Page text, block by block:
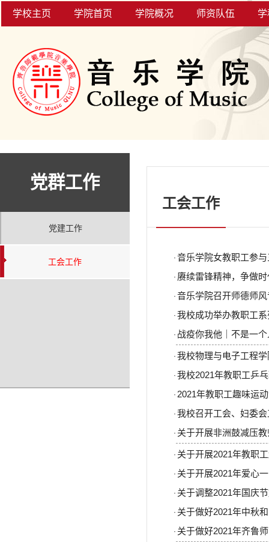
学校主页 学院首页 学院概况 师资队伍
党群工作
党建工作
工会工作
工会工作
· 音乐学院女教职工参
· 赓续雷锋精神，争做
· 音乐学院召开师德师
· 我校成功举办教职工
· 战疫你我他｜不是一
· 我校物理与电子工程
· 我校2021年教职工乒
· 2021年教职工趣味运
· 我校召开工会、妇委
· 关于开展非洲鼓减压
· 关于开展2021年教职
· 关于开展2021年爱心
· 关于调整2021年国庆
· 关于做好2021年中秋
· 关于做好2021年齐鲁